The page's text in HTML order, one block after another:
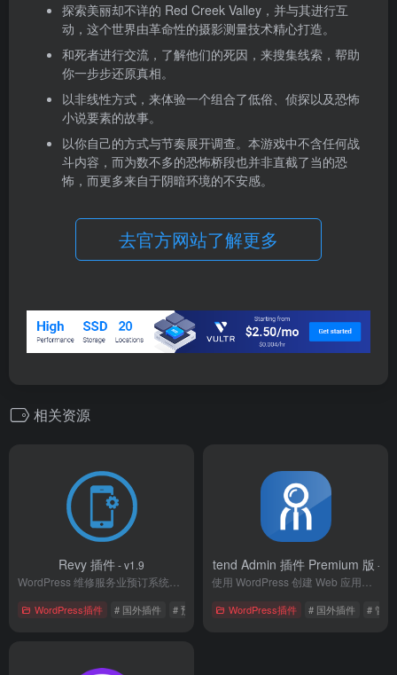
探索美丽却不详的 Red Creek Valley，并与其进行互
动，这个世界由革命性的摄影测量技术精心打造。
和死者进行交流，了解他们的死因，来搜集线索，帮助
你一步步还原真相。
以非线性方式，来体验一个组合了低俗、侦探以及恐怖
小说要素的故事。
以你自己的方式与节奏展开调查。本游戏中不含任何战
斗内容，而为数不多的恐怖桥段也并非直截了当的恐
怖，而更多来自于阴暗环境的不安感。
去官方网站了解更多
相关资源
Revy 插件- v1.9
WordPress插件 # 国外插件 # 预订插件
WP Frontend Admin 插件 Premium 版 -
WordPress插件 # 国外插件 # 管理